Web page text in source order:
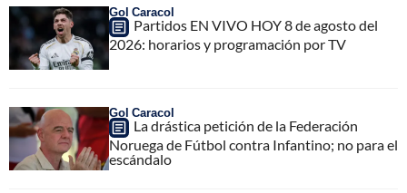
Gol Caracol
Partidos EN VIVO HOY 8 de agosto del
2026: horarios y programación por TV
Gol Caracol
La drástica petición de la Federación
Noruega de Fútbol contra Infantino; no para el
escándalo